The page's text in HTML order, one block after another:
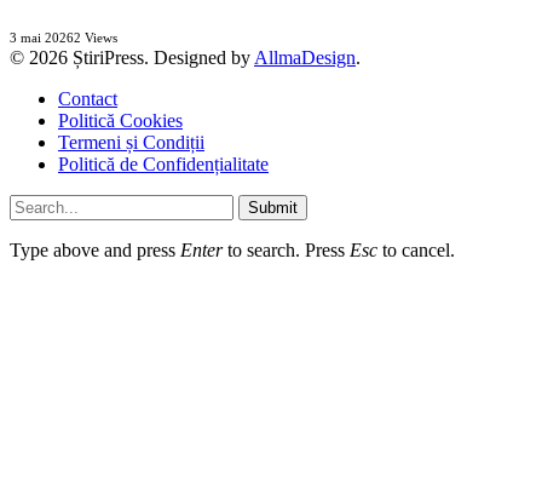
3 mai 20262 Views
© 2026 ȘtiriPress. Designed by AllmaDesign.
Contact
Politică Cookies
Termeni și Condiții
Politică de Confidențialitate
Submit
Type above and press Enterto search. Press Esc to cancel.